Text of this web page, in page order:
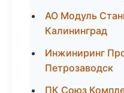
АО Модуль
Калининград
Инжиниринг
Петрозаводск
ПК Союз